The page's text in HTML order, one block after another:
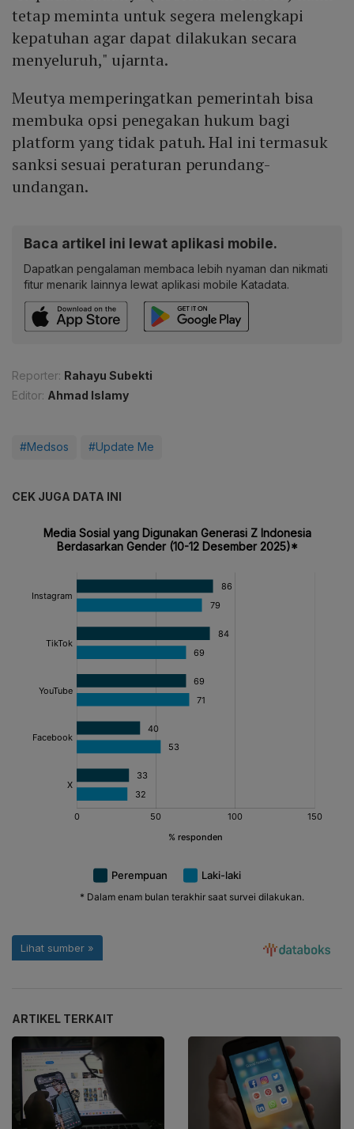
tetap meminta untuk segera melengkapi
kepatuhan agar dapat dilakukan secara
menyeluruh," ujarnta.
Meutya memperingatkan pemerintah bisa
membuka opsi penegakan hukum bagi
platform yang tidak patuh. Hal ini termasuk
sanksi sesuai peraturan perundang-
undangan.
Baca artikel ini lewat aplikasi mobile.
Dapatkan pengalaman membaca lebih nyaman dan nikmati
fitur menarik lainnya lewat aplikasi mobile Katadata.
Reporter: Rahayu Subekti
Editor: Ahmad Islamy
#Medsos #Update Me
CEK JUGA DATA INI
ARTIKEL TERKAIT